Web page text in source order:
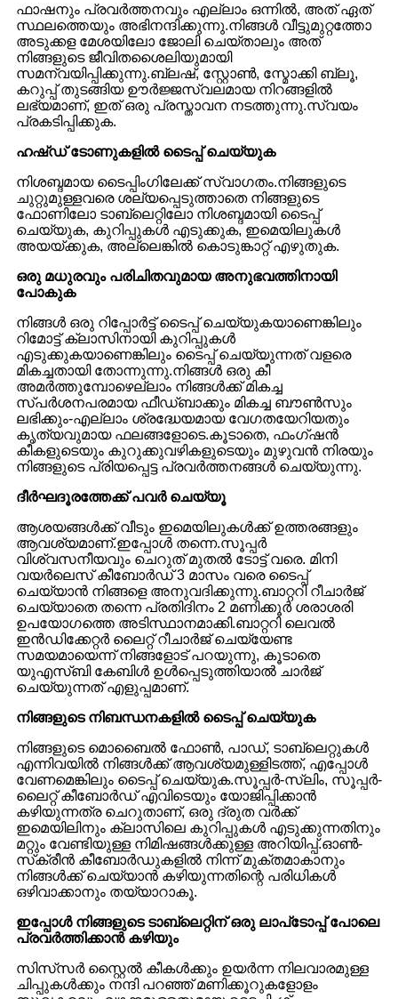
ഫാഷനും പ്രവർത്തനവും എല്ലാം ഒന്നിൽ, അത് ഏത്
സ്ഥലത്തെയും അഭിനന്ദിക്കുന്നു.നിങ്ങൾ വീട്ടുമുറ്റത്തോ
അടുക്കള മേശയിലോ ജോലി ചെയ്താലും അത്
നിങ്ങളുടെ ജീവിതശൈലിയുമായി
സമന്വയിപ്പിക്കുന്നു.ബ്ലഷ്, സ്റ്റോൺ, സ്മോക്കി ബ്ലൂ,
കറുപ്പ് തുടങ്ങിയ ഊർജ്ജസ്വലമായ നിറങ്ങളിൽ
ലഭ്യമാണ്, ഇത് ഒരു പ്രസ്താവന നടത്തുന്നു.സ്വയം
പ്രകടിപ്പിക്കുക.
ഹഷ്ഡ് ടോണുകളിൽ ടൈപ്പ് ചെയ്യുക
നിശബ്ദമായ ടൈപ്പിംഗിലേക്ക് സ്വാഗതം.നിങ്ങളുടെ
ചുറ്റുമുള്ളവരെ ശല്യപ്പെടുത്താതെ നിങ്ങളുടെ
ഫോണിലോ ടാബ്‌ലെറ്റിലോ നിശബ്ദമായി ടൈപ്പ്
ചെയ്യുക, കുറിപ്പുകൾ എടുക്കുക, ഇമെയിലുകൾ
അയയ്ക്കുക, അല്ലെങ്കിൽ കൊടുങ്കാറ്റ് എഴുതുക.
ഒരു മധുരവും പരിചിതവുമായ അനുഭവത്തിനായി
പോകുക
നിങ്ങൾ ഒരു റിപ്പോർട്ട് ടൈപ്പ് ചെയ്യുകയാണെങ്കിലും
റിമോട്ട് ക്ലാസിനായി കുറിപ്പുകൾ
എടുക്കുകയാണെങ്കിലും ടൈപ്പ് ചെയ്യുന്നത് വളരെ
മികച്ചതായി തോന്നുന്നു.നിങ്ങൾ ഒരു കീ
അമർത്തുമ്പോഴെല്ലാം നിങ്ങൾക്ക് മികച്ച
സ്പർശനപരമായ ഫീഡ്‌ബാക്കും മികച്ച ബൗൺസും
ലഭിക്കും-എല്ലാം ശ്രദ്ധേയമായ വേഗതയേറിയതും
കൃത്യവുമായ ഫലങ്ങളോടെ.കൂടാതെ, ഫംഗ്‌ഷൻ
കീകളുടെയും കുറുക്കുവഴികളുടെയും മുഴുവൻ നിരയും
നിങ്ങളുടെ പ്രിയപ്പെട്ട പ്രവർത്തനങ്ങൾ ചെയ്യുന്നു.
ദീർഘദൂരത്തേക്ക് പവർ ചെയ്യൂ
ആശയങ്ങൾക്ക് വീടും ഇമെയിലുകൾക്ക് ഉത്തരങ്ങളും
ആവശ്യമാണ്.ഇപ്പോൾ തന്നെ.സൂപ്പർ
വിശ്വസനീയവും ചെറുത് മുതൽ ടോട്ട് വരെ. മിനി
വയർലെസ് കീബോർഡ് 3 മാസം വരെ ടൈപ്പ്
ചെയ്യാൻ നിങ്ങളെ അനുവദിക്കുന്നു.ബാറ്ററി റീചാർജ്
ചെയ്യാതെ തന്നെ പ്രതിദിനം 2 മണിക്കൂർ ശരാശരി
ഉപയോഗത്തെ അടിസ്ഥാനമാക്കി.ബാറ്ററി ലെവൽ
ഇൻഡിക്കേറ്റർ ലൈറ്റ് റീചാർജ് ചെയ്യേണ്ട
സമയമായെന്ന് നിങ്ങളോട് പറയുന്നു, കൂടാതെ
യുഎസ്ബി കേബിൾ ഉൾപ്പെടുത്തിയാൽ ചാർജ്
ചെയ്യുന്നത് എളുപ്പമാണ്.
നിങ്ങളുടെ നിബന്ധനകളിൽ ടൈപ്പ് ചെയ്യുക
നിങ്ങളുടെ മൊബൈൽ ഫോൺ, പാഡ്, ടാബ്‌ലെറ്റുകൾ
എന്നിവയിൽ നിങ്ങൾക്ക് ആവശ്യമുള്ളിടത്ത്, എപ്പോൾ
വേണമെങ്കിലും ടൈപ്പ് ചെയ്യുക.സൂപ്പർ-സ്ലിം, സൂപ്പർ-
ലൈറ്റ് കീബോർഡ് എവിടെയും യോജിപ്പിക്കാൻ
കഴിയുന്നത്ര ചെറുതാണ്, ഒരു ദ്രുത വർക്ക്
ഇമെയിലിനും ക്ലാസിലെ കുറിപ്പുകൾ എടുക്കുന്നതിനും
മറ്റും വേണ്ടിയുള്ള നിമിഷങ്ങൾക്കുള്ള അറിയിപ്പ്.ഓൺ-
സ്‌ക്രീൻ കീബോർഡുകളിൽ നിന്ന് മുക്തമാകാനും
നിങ്ങൾക്ക് ചെയ്യാൻ കഴിയുന്നതിന്റെ പരിധികൾ
ഒഴിവാക്കാനും തയ്യാറാകൂ.
ഇപ്പോൾ നിങ്ങളുടെ ടാബ്‌ലെറ്റിന് ഒരു ലാപ്‌ടോപ്പ് പോലെ
പ്രവർത്തിക്കാൻ കഴിയും
സിസ്‌സർ സ്റ്റൈൽ കീകൾക്കും ഉയർന്ന നിലവാരമുള്ള
ചിപ്പുകൾക്കും നന്ദി പറഞ്ഞ് മണിക്കൂറുകളോളം